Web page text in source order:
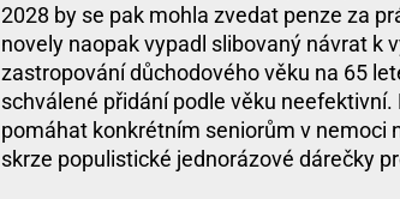
2028 by se pak mohla zvedat penze za
novely naopak vypadl slibovaný návrat k
zastropování důchodového věku na 65
schválené přidání podle věku neefektivní.
pomáhat konkrétním seniorům v nemoci
skrze populistické jednorázové dárečky